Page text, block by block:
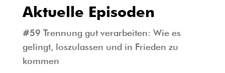
Aktuelle Episoden
#59 Trennung gut verarbeiten: Wie es
gelingt, loszulassen und in Frieden zu
kommen